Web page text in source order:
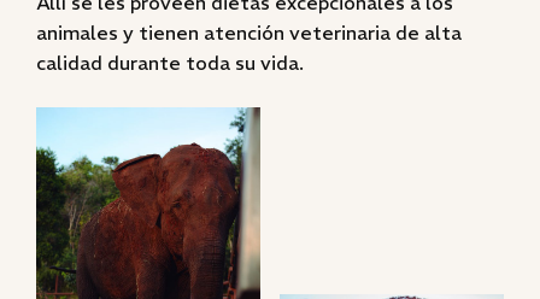
animales y tienen atención veterinaria de alta
calidad durante toda su vida.